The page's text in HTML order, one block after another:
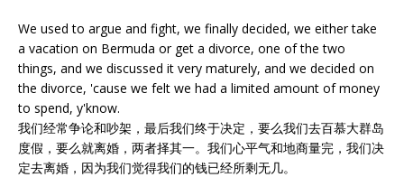
We used to argue and fight, we finally decided, we either take
a vacation on Bermuda or get a divorce, one of the two
things, and we discussed it very maturely, and we decided on
the divorce, 'cause we felt we had a limited amount of money
to spend, y'know.
我们经常争论和吵架，最后我们终于决定，要么我们去百慕大群岛
度假，要么就离婚，两者择其一。我们心平气和地商量完，我们决
定去离婚，因为我们觉得我们的钱已经所剩无几。